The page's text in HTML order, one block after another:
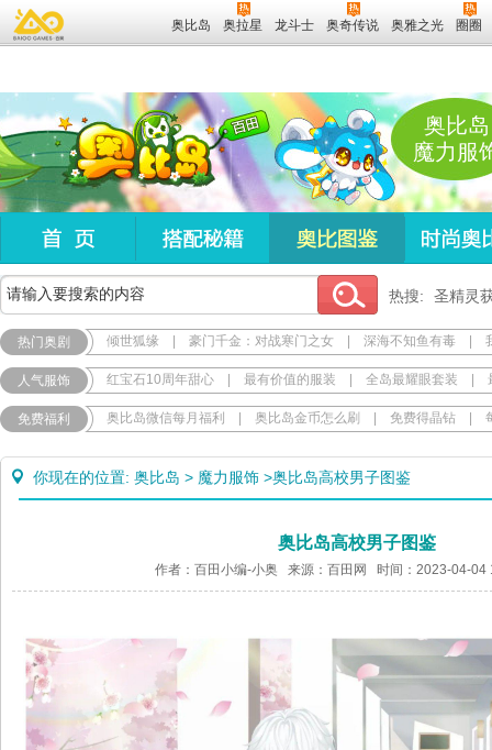
奥比岛 奥拉星 龙斗士 奥奇传说 奥雅之光 圈圈
奥比岛
魔力服
热搜: 圣精灵
热门奥剧 倾世狐缘 豪门千金：对战寒门之女 深海不知鱼有毒
人气服饰 红宝石10周年甜心 最有价值的服装 全岛最耀眼套装
免费福利 奥比岛微信每月福利 奥比岛金币怎么刷 免费得晶钻
你现在的位置: 奥比岛 > 魔力服饰 >奥比岛高校男子图鉴
奥比岛高校男子图鉴
作者：百田小编-小奥 来源：百田网 时间：2023-04-